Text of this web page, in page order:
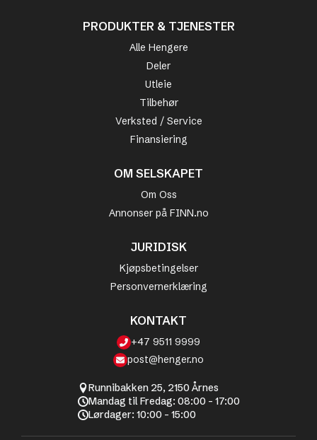
PRODUKTER & TJENESTER
Alle Hengere
Deler
Utleie
Tilbehør
Verksted / Service
Finansiering
OM SELSKAPET
Om Oss
Annonser på FINN.no
JURIDISK
Kjøpsbetingelser
Personvernerklæring
KONTAKT
+47 9511 9999
post@henger.no
Runnibakken 25, 2150 Årnes
Mandag til Fredag: 08:00 - 17:00
Lørdager: 10:00 - 15:00